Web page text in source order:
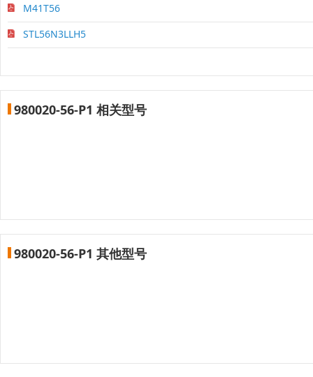
M41T56
STL56N3LLH5
980020-56-P1 相关型号
980020-56-P1 其他型号